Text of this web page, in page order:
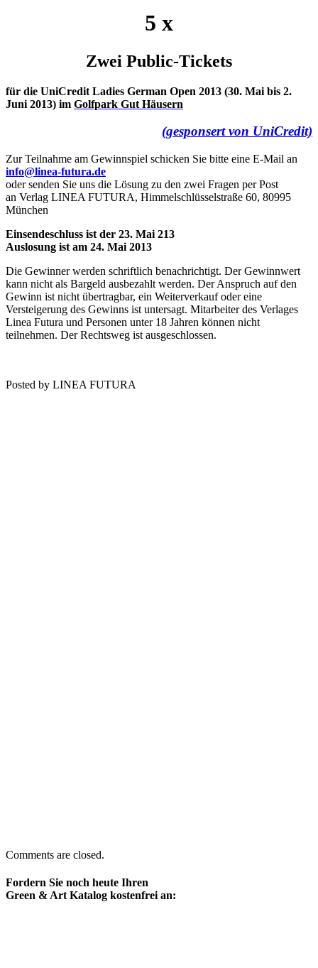
5 x
Zwei Public-Tickets
für die UniCredit Ladies German Open 2013 (30. Mai bis 2.
Juni 2013) im Golfpark Gut Häusern
(gesponsert von UniCredit)
Zur Teilnahme am Gewinnspiel schicken Sie bitte eine E-Mail an
info@linea-futura.de
oder senden Sie uns die Lösung zu den zwei Fragen per Post
an Verlag LINEA FUTURA, Himmelschlüsselstraße 60, 80995
München
Einsendeschluss ist der 23. Mai 213
Auslosung ist am 24. Mai 2013
Die Gewinner werden schriftlich benachrichtigt. Der Gewinnwert
kann nicht als Bargeld ausbezahlt werden. Der Anspruch auf den
Gewinn ist nicht übertragbar, ein Weiterverkauf oder eine
Versteigerung des Gewinns ist untersagt. Mitarbeiter des Verlages
Linea Futura und Personen unter 18 Jahren können nicht
teilnehmen. Der Rechtsweg ist ausgeschlossen.
Posted by LINEA FUTURA
Comments are closed.
Fordern Sie noch heute Ihren
Green & Art Katalog kostenfrei an: